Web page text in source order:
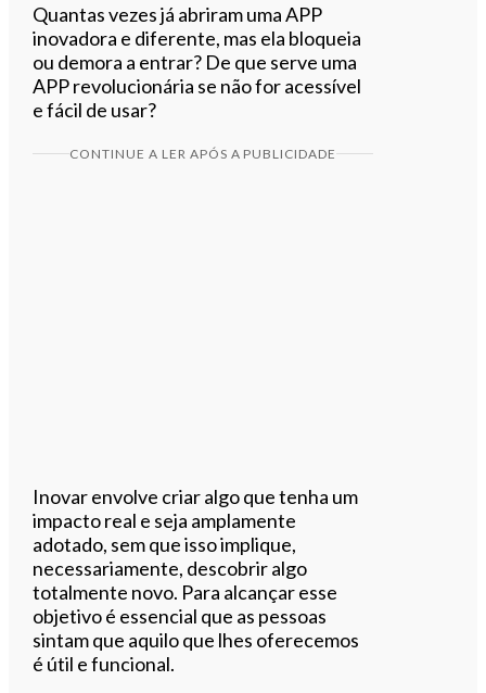
Quantas vezes já abriram uma APP
inovadora e diferente, mas ela bloqueia
ou demora a entrar? De que serve uma
APP revolucionária se não for acessível
e fácil de usar?
CONTINUE A LER APÓS A PUBLICIDADE
Inovar envolve criar algo que tenha um
impacto real e seja amplamente
adotado, sem que isso implique,
necessariamente, descobrir algo
totalmente novo. Para alcançar esse
objetivo é essencial que as pessoas
sintam que aquilo que lhes oferecemos
é útil e funcional.